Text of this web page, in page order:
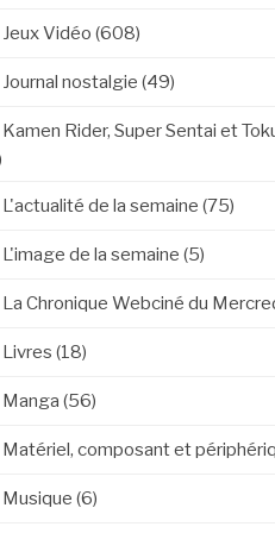
Jeux Vidéo (608)
Journal nostalgie (49)
Kamen Rider, Super Sentai et
L'actualité de la semaine (75)
L'image de la semaine (5)
La Chronique Webciné du
Livres (18)
Manga (56)
Matériel, composant et
Musique (6)